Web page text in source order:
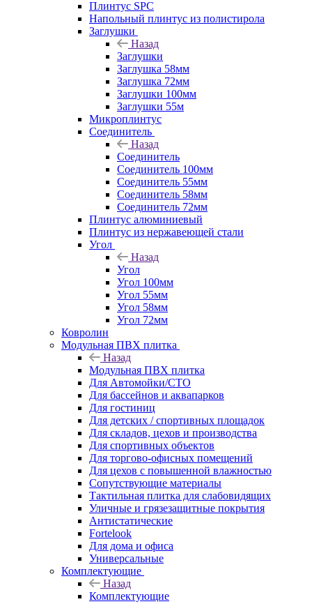
Плинтус SPC
Напольный плинтус из полистирола
Заглушки
Назад
Заглушки
Заглушка 58мм
Заглушка 72мм
Заглушки 100мм
Заглушки 55м
Микроплинтус
Соединитель
Назад
Соединитель
Соединитель 100мм
Соединитель 55мм
Соединитель 58мм
Соединитель 72мм
Плинтус алюминиевый
Плинтус из нержавеющей стали
Угол
Назад
Угол
Угол 100мм
Угол 55мм
Угол 58мм
Угол 72мм
Ковролин
Модульная ПВХ плитка
Назад
Модульная ПВХ плитка
Для Автомойки/СТО
Для бассейнов и аквапарков
Для гостиниц
Для детских / спортивных площадок
Для складов, цехов и производства
Для спортивных объектов
Для торгово-офисных помещений
Для цехов с повышенной влажностью
Сопутствующие материалы
Тактильная плитка для слабовидящих
Уличные и грязезащитные покрытия
Антистатические
Fortelook
Для дома и офиса
Универсальные
Комплектующие
Назад
Комплектующие